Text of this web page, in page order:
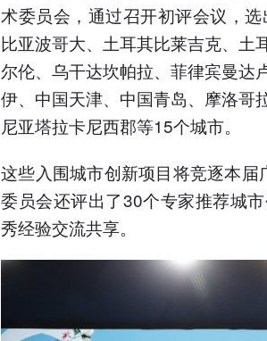
术委员会，通过召开初评会议，
比亚波哥大、土耳其比莱吉克、土
尔伦、乌干达坎帕拉、菲律宾曼达
伊、中国天津、中国青岛、摩洛哥
尼亚塔拉卡尼西郡等15个城市。
这些入围城市创新项目将竞逐本
委员会还评出了30个专家推荐城
秀经验交流共享。